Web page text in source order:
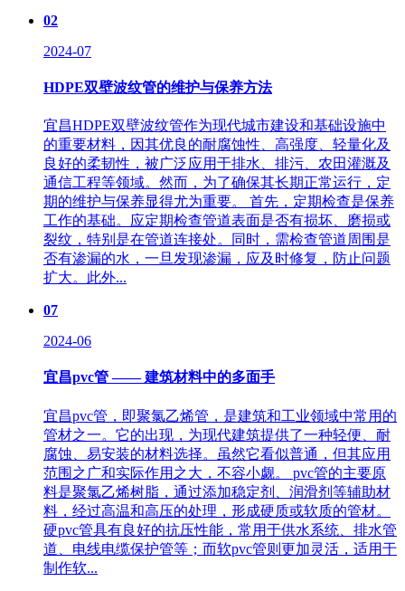
02
2024-07
HDPE双壁波纹管的维护与保养方法
宜昌HDPE双壁波纹管作为现代城市建设和基础设施中
的重要材料，因其优良的耐腐蚀性、高强度、轻量化及
良好的柔韧性，被广泛应用于排水、排污、农田灌溉及
通信工程等领域。然而，为了确保其长期正常运行，定
期的维护与保养显得尤为重要。 首先，定期检查是保养
工作的基础。应定期检查管道表面是否有损坏、磨损或
裂纹，特别是在管道连接处。同时，需检查管道周围是
否有渗漏的水，一旦发现渗漏，应及时修复，防止问题
扩大。此外...
07
2024-06
宜昌pvc管 —— 建筑材料中的多面手
宜昌pvc管，即聚氯乙烯管，是建筑和工业领域中常用的
管材之一。它的出现，为现代建筑提供了一种轻便、耐
腐蚀、易安装的材料选择。虽然它看似普通，但其应用
范围之广和实际作用之大，不容小觑。 pvc管的主要原
料是聚氯乙烯树脂，通过添加稳定剂、润滑剂等辅助材
料，经过高温和高压的处理，形成硬质或软质的管材。
硬pvc管具有良好的抗压性能，常用于供水系统、排水管
道、电线电缆保护管等；而软pvc管则更加灵活，适用于
制作软...